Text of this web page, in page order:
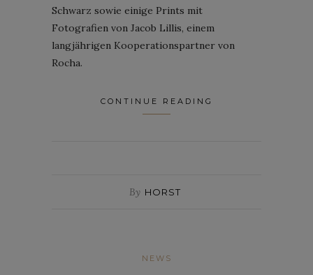
Schwarz sowie einige Prints mit
Fotografien von Jacob Lillis, einem
langjährigen Kooperationspartner von
Rocha.
CONTINUE READING
By HORST
NEWS